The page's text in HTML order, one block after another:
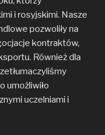
i rosyjskimi. Nasze
pozwoliły na
kontraktów,
Również dla
umożliwiło
uczelniami i